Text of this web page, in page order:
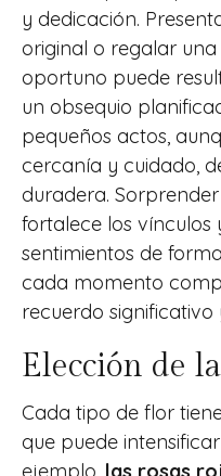
y dedicación.
original o regalar
oportuno puede
un obsequio
pequeños actos,
cercanía y cuidado,
duradera.
fortalece los
sentimientos de
cada momento
recuerdo significativo
Elección de
Cada tipo de flor
que puede